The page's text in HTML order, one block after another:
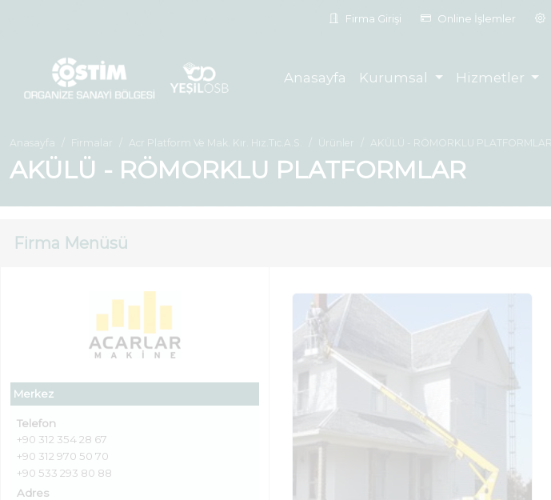
Firma Girişi Online İşlemler
Anasayfa Kurumsal Hizmetler
Anasayfa Firmalar Acr Platform Ve Mak. Kır. Hız.Tıc.A.S. Ürünler AKÜLÜ - RÖMORKLU PLATFORMLAR
AKÜLÜ - RÖMORKLU PLATFORMLAR
Firma Menüsü
Merkez
Telefon
+90 312 354 28 67
+90 312 970 50 70
+90 533 293 80 88
Adres